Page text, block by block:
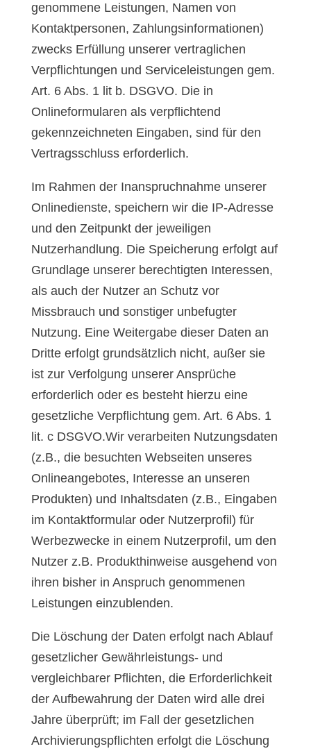
genommene Leistungen, Namen von
Kontaktpersonen, Zahlungsinformationen)
zwecks Erfüllung unserer vertraglichen
Verpflichtungen und Serviceleistungen gem.
Art. 6 Abs. 1 lit b. DSGVO. Die in
Onlineformularen als verpflichtend
gekennzeichneten Eingaben, sind für den
Vertragsschluss erforderlich.
Im Rahmen der Inanspruchnahme unserer
Onlinedienste, speichern wir die IP-Adresse
und den Zeitpunkt der jeweiligen
Nutzerhandlung. Die Speicherung erfolgt auf
Grundlage unserer berechtigten Interessen,
als auch der Nutzer an Schutz vor
Missbrauch und sonstiger unbefugter
Nutzung. Eine Weitergabe dieser Daten an
Dritte erfolgt grundsätzlich nicht, außer sie
ist zur Verfolgung unserer Ansprüche
erforderlich oder es besteht hierzu eine
gesetzliche Verpflichtung gem. Art. 6 Abs. 1
lit. c DSGVO.Wir verarbeiten Nutzungsdaten
(z.B., die besuchten Webseiten unseres
Onlineangebotes, Interesse an unseren
Produkten) und Inhaltsdaten (z.B., Eingaben
im Kontaktformular oder Nutzerprofil) für
Werbezwecke in einem Nutzerprofil, um den
Nutzer z.B. Produkthinweise ausgehend von
ihren bisher in Anspruch genommenen
Leistungen einzublenden.
Die Löschung der Daten erfolgt nach Ablauf
gesetzlicher Gewährleistungs- und
vergleichbarer Pflichten, die Erforderlichkeit
der Aufbewahrung der Daten wird alle drei
Jahre überprüft; im Fall der gesetzlichen
Archivierungspflichten erfolgt die Löschung